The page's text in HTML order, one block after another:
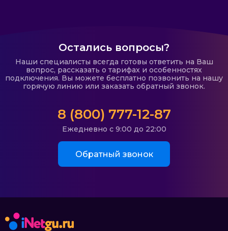
Остались вопросы?
Наши специалисты всегда готовы ответить на Ваш
вопрос, рассказать о тарифах и особенностях
подключения. Вы можете бесплатно позвонить на нашу
горячую линию или заказать обратный звонок.
8 (800) 777-12-87
Ежедневно с 9:00 до 22:00
Обратный звонок